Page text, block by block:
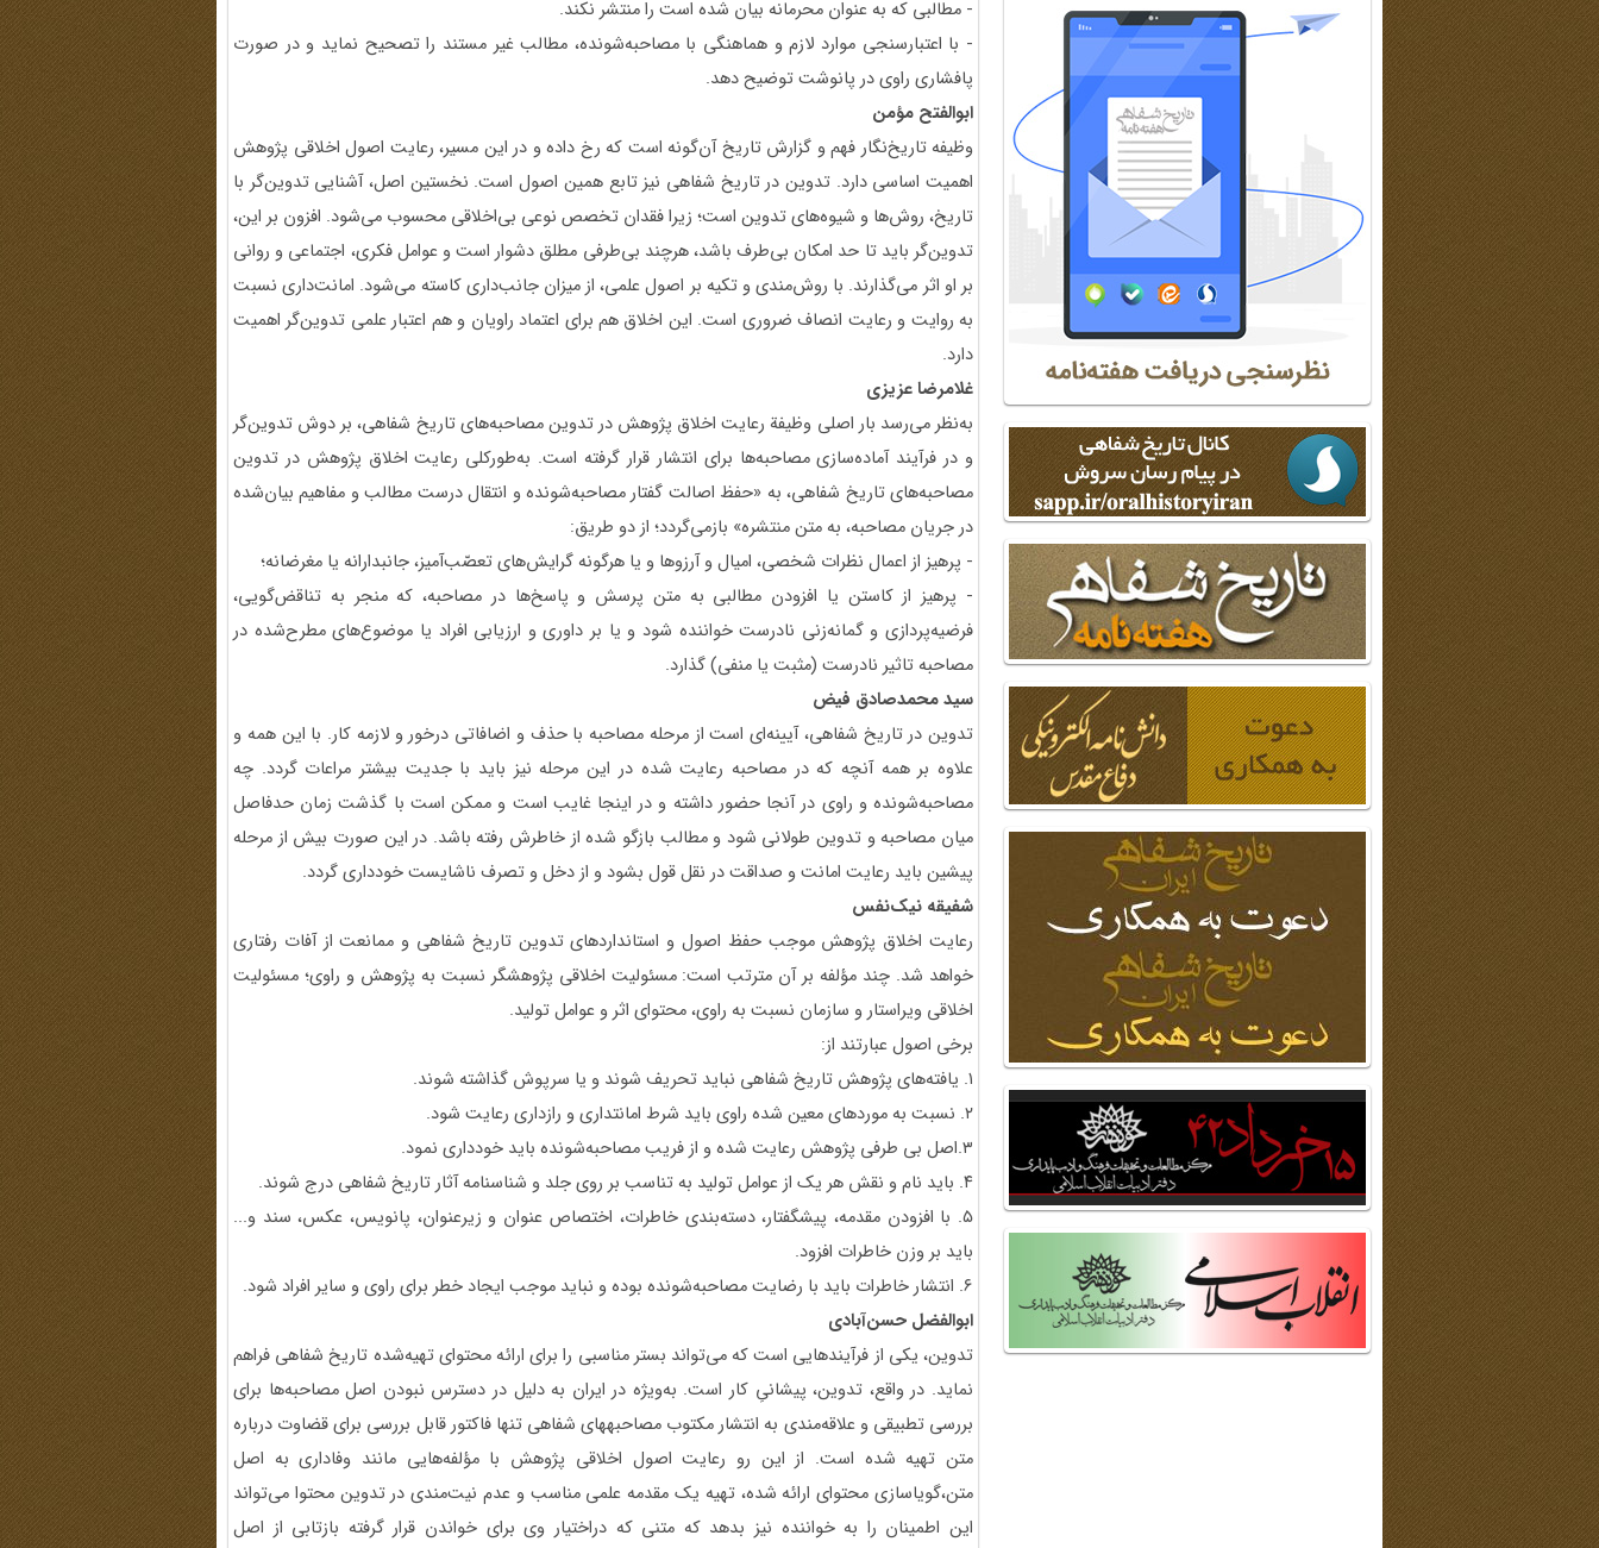
- مطالبی که به عنوان محرمانه بیان شده است را منتشر نکند.
- با اعتبارسنجی موارد لازم و هماهنگی با مصاحبه‌شونده، مطالب غیر مستند را تصحیح نماید و در صورت
پافشاری راوی در پانوشت توضیح دهد.
ابوالفتح مؤمن
وظیفه تاریخ‌نگار فهم و گزارش تاریخ آن‌گونه است که رخ داده و در این مسیر، رعایت اصول اخلاقی پژوهش
اهمیت اساسی دارد. تدوین در تاریخ شفاهی نیز تابع همین اصول است. نخستین اصل، آشنایی تدوین‌گر با
تاریخ، روش‌ها و شیوه‌های تدوین است؛ زیرا فقدان تخصص نوعی بی‌اخلاقی محسوب می‌شود. افزون بر این،
تدوین‌گر باید تا حد امکان بی‌طرف باشد، هرچند بی‌طرفی مطلق دشوار است و عوامل فکری، اجتماعی و روانی
بر او اثر می‌گذارند. با روش‌مندی و تکیه بر اصول علمی، از میزان جانب‌داری کاسته می‌شود. امانت‌داری نسبت
به روایت و رعایت انصاف ضروری است. این اخلاق هم برای اعتماد راویان و هم اعتبار علمی تدوین‌گر اهمیت
دارد.
غلامرضا عزیزی
به‌نظر‌ می‌رسد بار اصلی وظیفة رعایت اخلاق پژوهش در تدوین مصاحبه‌های تاریخ شفاهی، بر دوش تدوین‌گر
و در فرآیند آماده‌سازی مصاحبه‌ها برای انتشار قرار گرفته است. به‌طورکلی رعایت اخلاق پژوهش در تدوین
مصاحبه‌های تاریخ شفاهی، به «حفظ اصالت گفتار مصاحبه‌شونده و انتقال درست مطالب و مفاهیم بیان‌شده
در جریان مصاحبه، به متن منتشره» بازمی‌گردد؛ از دو طریق:
- پرهیز از اعمال نظرات شخصی، امیال و آرزوها و یا هرگونه گرایش‌های تعصّب‌آمیز، جانبدارانه یا مغرضانه؛
- پرهیز از کاستن یا افزودن مطالبی به متن پرسش و پاسخ‌ها در مصاحبه، که منجر به تناقض‌گویی،
فرضیه‌پردازی و گمانه‌زنی نادرست خواننده شود و یا بر داوری و ارزیابی افراد یا موضوع‌های مطرح‌شده در
مصاحبه تاثیر نادرست (مثبت یا منفی) گذارد.
سید محمدصادق فیض
تدوین در تاریخ شفاهی، آیینه‌ای است از مرحله مصاحبه با حذف و اضافاتی درخور و لازمه کار. با این همه و
علاوه بر همه آنچه که در مصاحبه رعایت شده در این مرحله نیز باید با جدیت بیشتر مراعات گردد. چه
مصاحبه‌شونده و راوی در آنجا حضور داشته و در اینجا غایب است و ممکن است با گذشت زمان حدفاصل
میان مصاحبه و تدوین طولانی شود و مطالب بازگو شده از خاطرش رفته باشد. در این صورت بیش از مرحله
پیشین باید رعایت امانت و صداقت در نقل قول بشود و از دخل و تصرف ناشایست خودداری گردد.
شفیقه نیک‌نفس
رعایت اخلاق پژوهش موجب حفظ اصول‌ و استانداردهای تدوین تاریخ شفاهی و ‌ممانعت از آفات رفتاری
خواهد شد. چند مؤلفه بر آن مترتب است: مسئولیت اخلاقی پژوهشگر نسبت به پژوهش و راوی؛ مسئولیت
اخلاقی ویراستار و‌ سازمان نسبت به راوی، محتوای اثر و عوامل تولید.
برخی اصول عبارتند از:
۱. یافته‌های پژوهش تاریخ شفاهی نباید تحریف شوند و یا سرپوش گذاشته شوند.
۲. نسبت به موردهای معین شده راوی باید شرط امانتداری و رازداری رعایت شود.
۳.اصل بی طرفی پژوهش رعایت شده و از فریب مصاحبه‌شونده باید خودداری نمود.
۴. باید نام و نقش هر یک از عوامل تولید به تناسب بر روی جلد و شناسنامه آثار تاریخ شفاهی درج شوند.
۵. با افزودن مقدمه، پیشگفتار، دسته‌بندی خاطرات، اختصاص عنوان و زیرعنوان، پانویس، عکس، سند و...
باید بر وزن خاطرات افزود.
۶. انتشار خاطرات باید با رضایت مصاحبه‌شونده بوده و نباید موجب ایجاد خطر برای راوی و سایر افراد شود.
ابوالفضل حسن‌آبادی
تدوین، یکی از فرآیندهایی است که می‌تواند بستر مناسبی را برای ارائه محتوای تهیه‌شده تاریخ شفاهی فراهم
نماید. در واقع، تدوین، پیشانیِ کار است. به‌ویژه در ایران به دلیل در دسترس نبودن اصل مصاحبه‌ها برای
بررسی تطبیقی و علاقه‌مندی به انتشار مکتوب مصاحبه‎های شفاهی تنها فاکتور قابل بررسی برای قضاوت درباره
متن تهیه شده است. از این رو رعایت اصول اخلاقی پژوهش با مؤلفه‌هایی مانند وفاداری به اصل
متن،گویاسازی محتوای ارائه شده، تهیه یک مقدمه علمی مناسب و عدم نیت‌مندی در تدوین محتوا می‌تواند
این اطمینان را به خواننده نیز بدهد که متنی که دراختیار وی برای خواندن قرار گرفته بازتابی از اصل